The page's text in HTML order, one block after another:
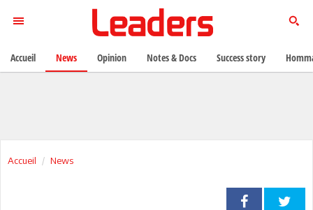
Accueil News
Accueil News Opinion Notes & Docs Success story